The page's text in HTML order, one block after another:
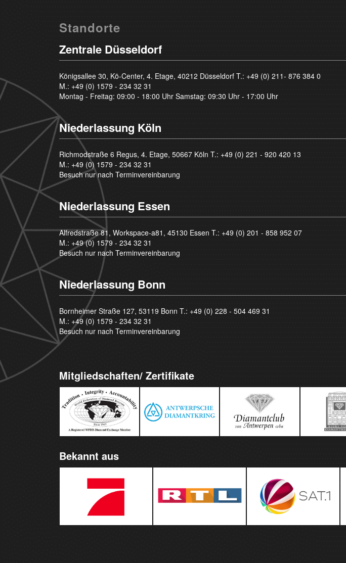
Standorte
Zentrale Düsseldorf
Königsallee 30, Kö-Center, 4. Etage, 40212 Düsseldorf T.: +49 (0) 211- 876 384 0
M.: +49 (0) 1579 - 234 32 31
Montag - Freitag: 09:00 - 18:00 Uhr Samstag: 09:30 Uhr - 17:00 Uhr
Niederlassung Köln
Richmodstraße 6 Regus, 4. Etage, 50667 Köln T.: +49 (0) 221 - 920 420 13
M.: +49 (0) 1579 - 234 32 31
Besuch nur nach Terminvereinbarung
Niederlassung Essen
Alfredstraße 81, Workspace-a81, 45130 Essen T.: +49 (0) 201 - 858 952 07
M.: +49 (0) 1579 - 234 32 31
Besuch nur nach Terminvereinbarung
Niederlassung Bonn
Bornheimer Straße 127, 53119 Bonn T.: +49 (0) 228 - 504 469 31
M.: +49 (0) 1579 - 234 32 31
Besuch nur nach Terminvereinbarung
Mitgliedschaften/ Zertifikate
Bekannt aus